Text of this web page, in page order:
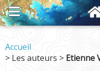
Accueil
> Les auteurs > Etienne